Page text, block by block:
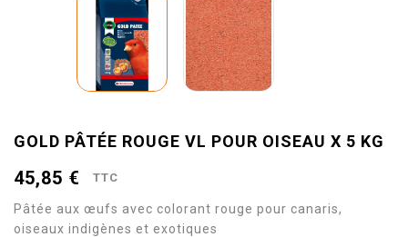
GOLD PÂTÉE ROUGE VL POUR OISEAU X 5 KG
45,85 € TTC
Pâtée aux œufs avec colorant rouge pour canaris,
oiseaux indigènes et exotiques